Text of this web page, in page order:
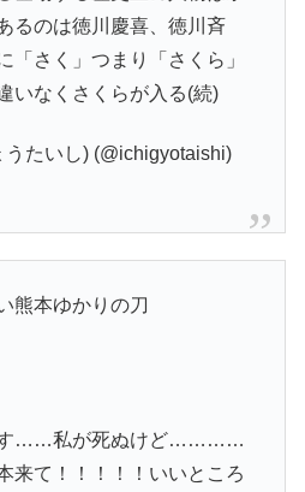
るのは徳川慶喜、徳川斉
さく」つまり「さくら」
いなくさくらが入る(続)
たいし) (@ichigyotaishi)
熊本ゆかりの刀
す……私が死ぬけど…………
来て！！！！！いいところ